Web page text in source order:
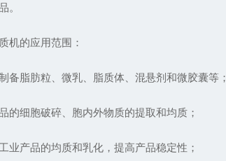
。
的应用范围：
脂肪粒、微乳、脂质体、混悬剂和微胶囊等；
细胞破碎、胞内外物质的提取和均质；
产品的均质和乳化，提高产品稳定性；